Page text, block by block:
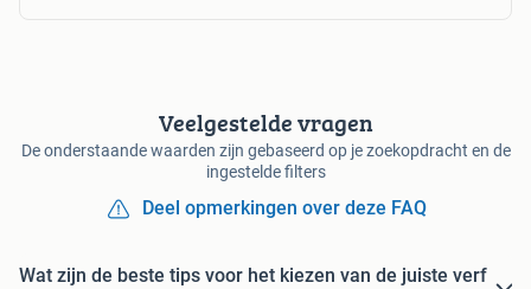
Veelgestelde vragen
De onderstaande waarden zijn gebaseerd op je zoekopdracht en de
ingestelde filters
Deel opmerkingen over deze FAQ
Wat zijn de beste tips voor het kiezen van de juiste verf